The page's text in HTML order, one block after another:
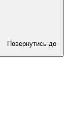
Повернутись до